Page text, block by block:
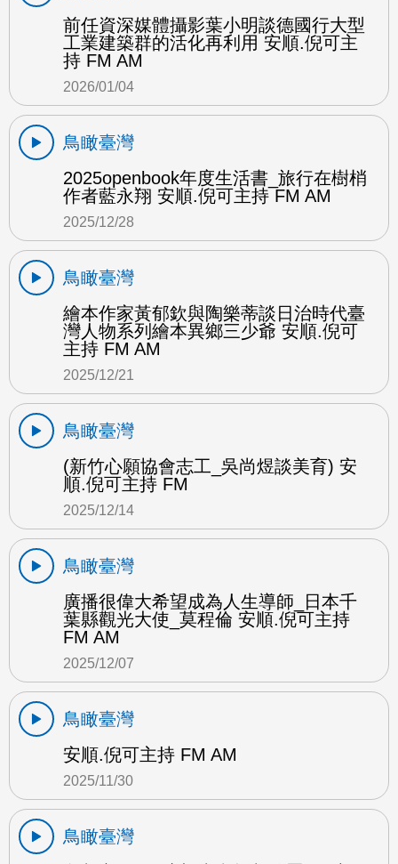
前任資深媒體攝影葉小明談德國行大型
工業建築群的活化再利用 安順.倪可主
持 FM AM
2026/01/04
鳥瞰臺灣
2025openbook年度生活書_旅行在樹梢
作者藍永翔 安順.倪可主持 FM AM
2025/12/28
鳥瞰臺灣
繪本作家黃郁欽與陶樂蒂談日治時代臺
灣人物系列繪本異鄉三少爺 安順.倪可
主持 FM AM
2025/12/21
鳥瞰臺灣
(新竹心願協會志工_吳尚煜談美育) 安
順.倪可主持 FM
2025/12/14
鳥瞰臺灣
廣播很偉大希望成為人生導師_日本千
葉縣觀光大使_莫程倫 安順.倪可主持
FM AM
2025/12/07
鳥瞰臺灣
安順.倪可主持 FM AM
2025/11/30
鳥瞰臺灣